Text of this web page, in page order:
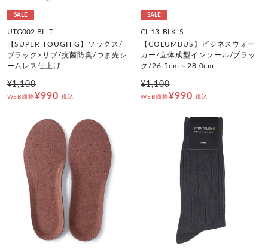
SALE
UTG002-BL_T
【SUPER TOUGH G】ソックス/
ブラック×リブ/抗菌防臭/つま先シ
ームレス仕上げ
¥1,100
WEB価格¥990 税込
SALE
CL-13_BLK_S
【COLUMBUS】ビジネスウォー
カー/立体成型インソール/ブラッ
ク/26.5cm～28.0cm
¥1,100
WEB価格¥990 税込